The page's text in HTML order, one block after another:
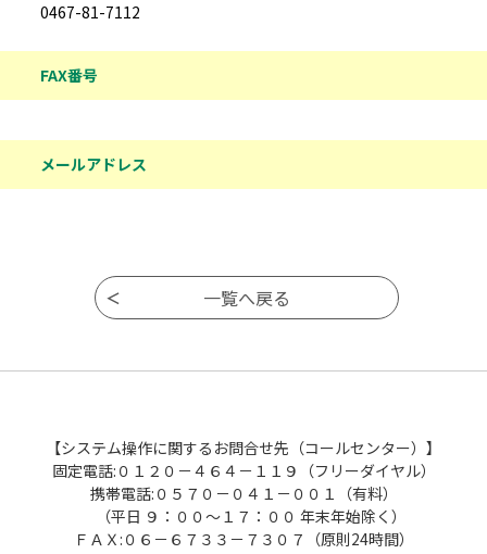
0467-81-7112
FAX番号
メールアドレス
【システム操作に関するお問合せ先（コールセンター）】
固定電話:０１２０－４６４－１１９（フリーダイヤル）
携帯電話:０５７０－０４１－００１（有料）
（平日 ９：００～１７：００ 年末年始除く）
ＦＡＸ:０６－６７３３－７３０７（原則24時間）